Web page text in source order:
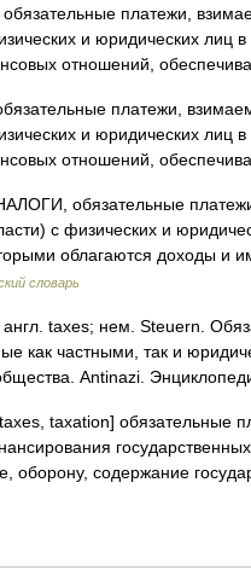
платежи,
и юридических лиц
отношений,
платежи,
и юридических лиц
отношений,
обязательные
с физических и
облагаются доходы и
словарь
taxes; нем. Steuern.
как частными, так и
Antinazi.
taxation] обязательные
оборону, содержание